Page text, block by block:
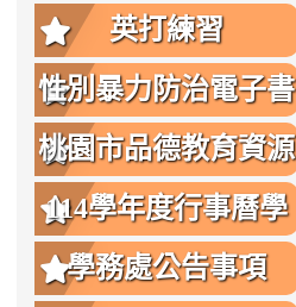
英打練習
性別暴力防治電子書
桃園市品德教育資源
網
114學年度行事曆學
生版
學務處公告事項